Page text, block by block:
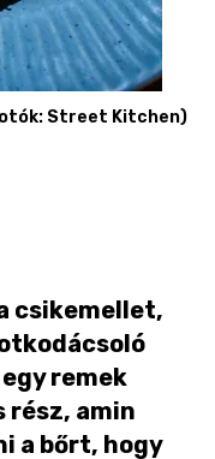
Street Kitchen)
csikemellet,
remek
rész, amin
a bőrt, hogy